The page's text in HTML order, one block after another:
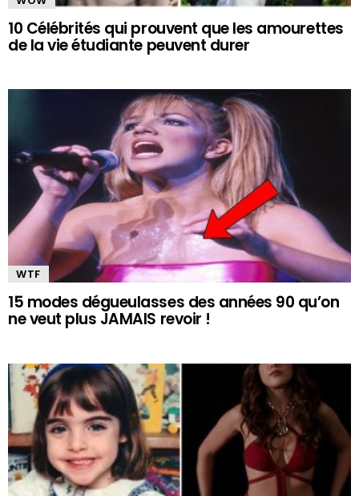
10 Célébrités qui prouvent que les amourettes
de la vie étudiante peuvent durer
WTF
15 modes dégueulasses des années 90 qu’on
ne veut plus JAMAIS revoir !